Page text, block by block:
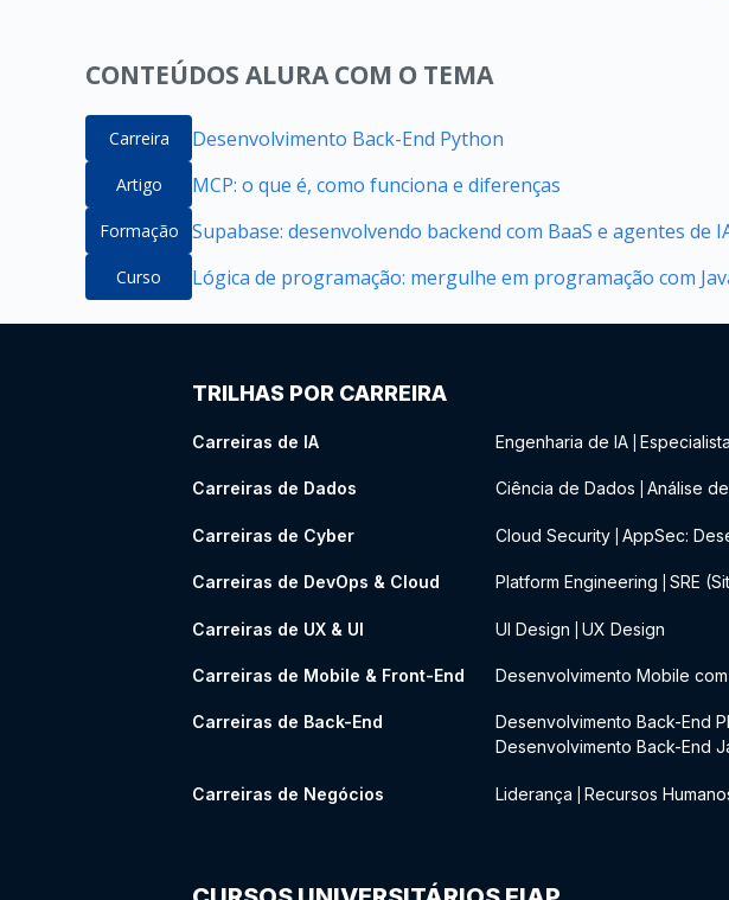
CONTEÚDOS ALURA COM O TEMA
Carreira Desenvolvimento Back-End Python
Artigo MCP: o que é, como funciona e diferenças
Formação Supabase: desenvolvendo backend com BaaS e agentes de
Curso Lógica de programação: mergulhe em programação com
TRILHAS POR CARREIRA
Carreiras de IA Engenharia de IA
Carreiras de Dados Ciência de Dados Análise
Carreiras de Cyber Cloud Security AppSec:
Carreiras de DevOps & Cloud Platform Engineering SRE
Carreiras de UX & UI UI Design UX Design
Carreiras de Mobile & Front-End Desenvolvimento Mobile
Carreiras de Back-End Desenvolvimento Back-End
Desenvolvimento Back-End
Carreiras de Negócios Liderança Recursos